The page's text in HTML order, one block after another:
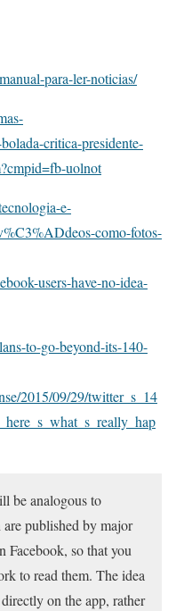
para-ler-noticias/
critica-presidente-
uolnot
e-
como-fotos-
users-have-no-idea-
to-go-beyond-its-140-
2015/09/29/twitter_s_14
be analogous to
published by major
Facebook, so that you
to read them. The idea
on the app, rather